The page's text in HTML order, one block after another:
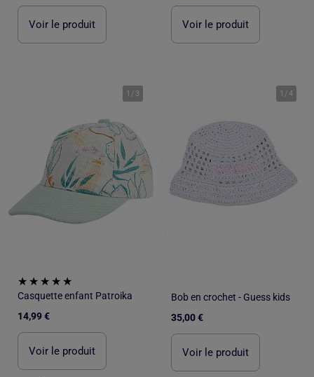
Voir le produit Voir le produit
1 / 3
Casquette enfant Patroika
14,99 €
Voir le produit
1 /4
Bob en crochet - Guess kids
35,00 €
Voir le produit